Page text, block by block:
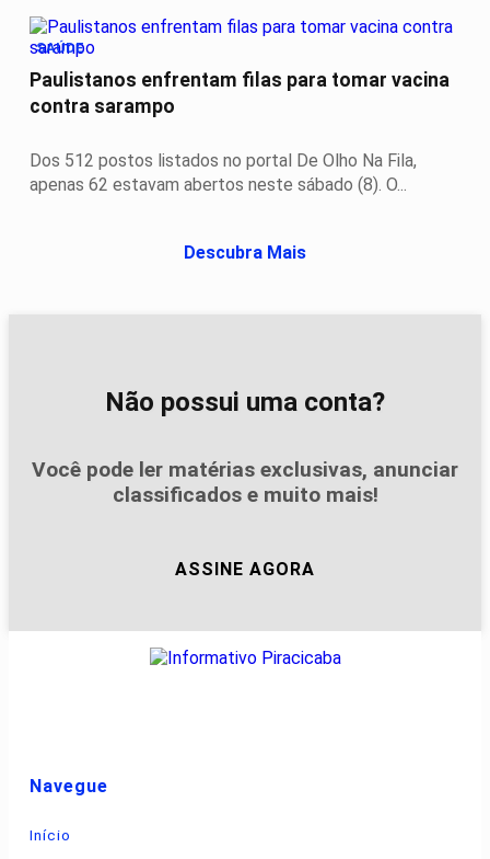
SAÚDE
Paulistanos enfrentam filas para tomar vacina
contra sarampo
Dos 512 postos listados no portal De Olho Na Fila,
apenas 62 estavam abertos neste sábado (8). O...
Descubra Mais
Não possui uma conta?
Você pode ler matérias exclusivas, anunciar
classificados e muito mais!
ASSINE AGORA
Navegue
Início